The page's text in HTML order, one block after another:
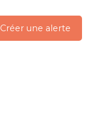
Créer une alerte